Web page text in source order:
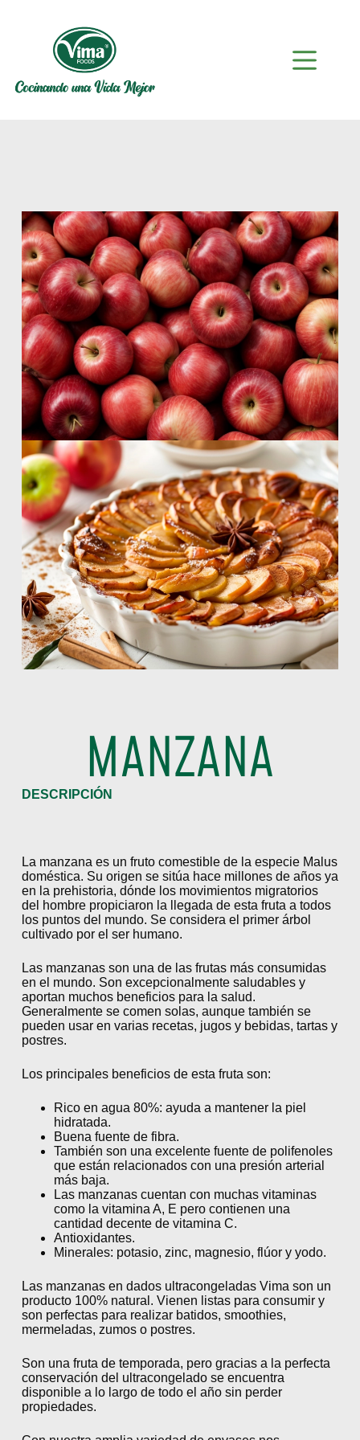
MANZANA
DESCRIPCIÓN
La manzana es un fruto comestible de la especie Malus
doméstica. Su origen se sitúa hace millones de años ya
en la prehistoria, dónde los movimientos migratorios
del hombre propiciaron la llegada de esta fruta a todos
los puntos del mundo. Se considera el primer árbol
cultivado por el ser humano.
Las manzanas son una de las frutas más consumidas
en el mundo. Son excepcionalmente saludables y
aportan muchos beneficios para la salud.
Generalmente se comen solas, aunque también se
pueden usar en varias recetas, jugos y bebidas, tartas y
postres.
Los principales beneficios de esta fruta son:
Rico en agua 80%: ayuda a mantener la piel
hidratada.
Buena fuente de fibra.
También son una excelente fuente de polifenoles
que están relacionados con una presión arterial
más baja.
Las manzanas cuentan con muchas vitaminas
como la vitamina A, E pero contienen una
cantidad decente de vitamina C.
Antioxidantes.
Minerales: potasio, zinc, magnesio, flúor y yodo.
Las manzanas en dados ultracongeladas Vima son un
producto 100% natural. Vienen listas para consumir y
son perfectas para realizar batidos, smoothies,
mermeladas, zumos o postres.
Son una fruta de temporada, pero gracias a la perfecta
conservación del ultracongelado se encuentra
disponible a lo largo de todo el año sin perder
propiedades.